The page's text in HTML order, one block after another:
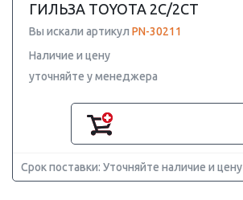
ГИЛЬЗА TOYOTA 2C/2CT
Вы искали артикул PN-30211
Наличие и цену
уточняйте у менеджера
Срок поставки: Уточняйте наличие и цену